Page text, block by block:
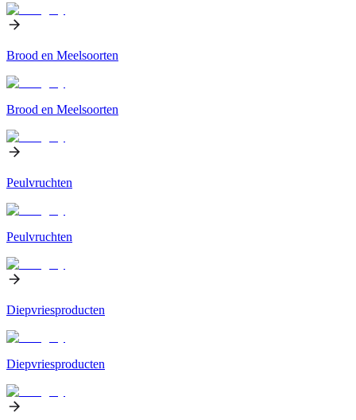
Brood en Meelsoorten
Brood en Meelsoorten
Peulvruchten
Peulvruchten
Diepvriesproducten
Diepvriesproducten